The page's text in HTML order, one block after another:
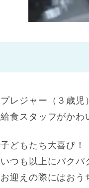
プレジャー（３歳
給食スタッフがかわ
子どもたち大喜び！
いつも以上にパクパ
お迎えの際にはおう